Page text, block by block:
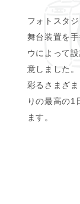
フォトスタ
舞台装置を
ウによって
意しました
彩るさまざ
りの最高の1
ます。